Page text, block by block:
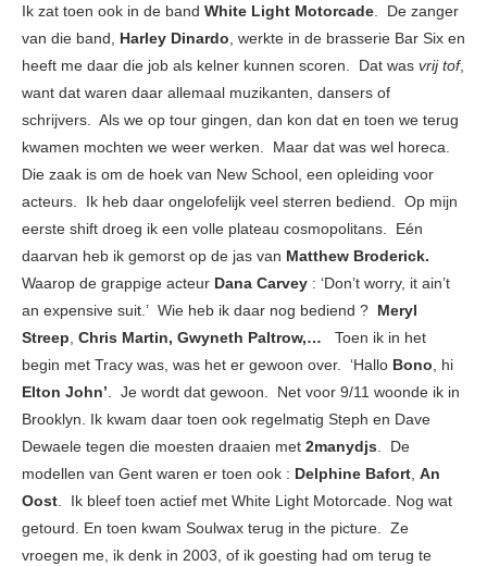
Ik zat toen ook in de band White Light Motorcade. De zanger
van die band, Harley Dinardo, werkte in de brasserie Bar Six en
heeft me daar die job als kelner kunnen scoren. Dat was vrij tof,
want dat waren daar allemaal muzikanten, dansers of
schrijvers. Als we op tour gingen, dan kon dat en toen we terug
kwamen mochten we weer werken. Maar dat was wel horeca.
Die zaak is om de hoek van New School, een opleiding voor
acteurs. Ik heb daar ongelofelijk veel sterren bediend. Op mijn
eerste shift droeg ik een volle plateau cosmopolitans. Eén
daarvan heb ik gemorst op de jas van Matthew Broderick.
Waarop de grappige acteur Dana Carvey : ‘Don’t worry, it ain’t
an expensive suit.’ Wie heb ik daar nog bediend ? Meryl
Streep, Chris Martin, Gwyneth Paltrow,… Toen ik in het
begin met Tracy was, was het er gewoon over. ‘Hallo Bono, hi
Elton John’. Je wordt dat gewoon. Net voor 9/11 woonde ik in
Brooklyn. Ik kwam daar toen ook regelmatig Steph en Dave
Dewaele tegen die moesten draaien met 2manydjs. De
modellen van Gent waren er toen ook : Delphine Bafort, An
Oost. Ik bleef toen actief met White Light Motorcade. Nog wat
getourd. En toen kwam Soulwax terug in the picture. Ze
vroegen me, ik denk in 2003, of ik goesting had om terug te